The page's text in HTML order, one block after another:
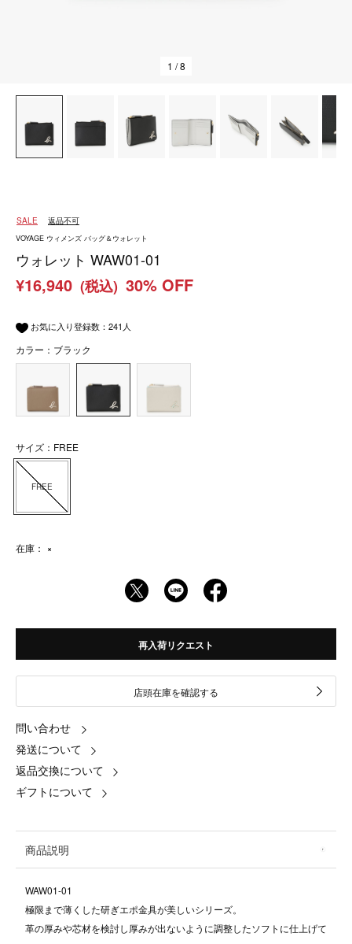
1 / 8
SALE 返品不可
VOYAGE ウィメンズ バッグ＆ウォレット
ウォレット WAW01-01
¥16,940 (税込) 30% OFF
お気に入り登録数： 241 人
カラー：ブラック
サイズ：FREE
FREE
在庫： ×
再入荷リクエスト
店頭在庫を確認する
問い合わせ
発送について
返品交換について
ギフトについて
商品説明
WAW01-01
極限まで薄くした研ぎエポ金具が美しいシリーズ。
革の厚みや芯材を検討し厚みが出ないように調整したソフトに仕上げて